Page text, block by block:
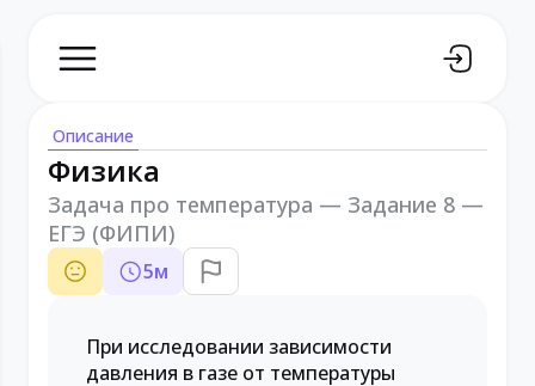
Описание
Физика
Задача про температура — Задание 8 —
ЕГЭ (ФИПИ)
5м
При исследовании зависимости
давления в газе от температуры